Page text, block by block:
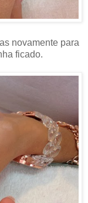
novamente para
ficado.